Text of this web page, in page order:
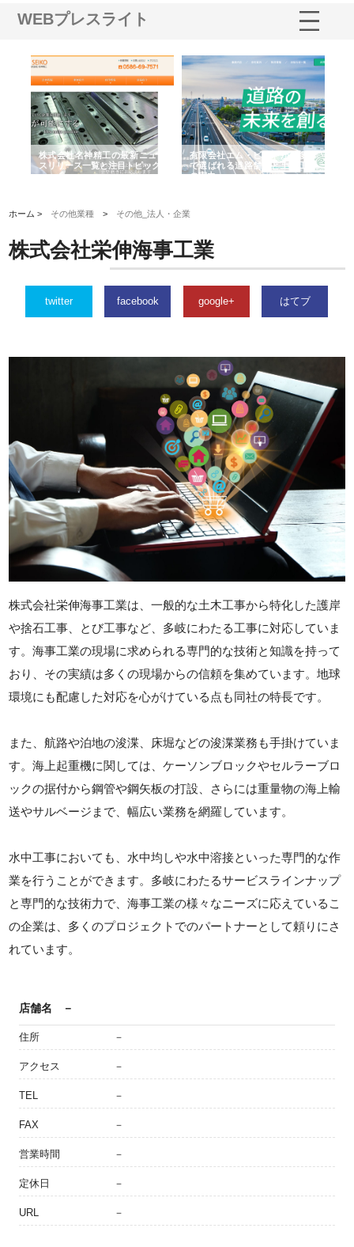
WEBプレスライト
株式会社名神精工の最新ニュー
スリリース一覧と注目トピック
有限会社エム・ビルドが南多摩
で選ばれる道路舗装と土木工事
の実力
ホーム > その他業種 > その他_法人・企業
株式会社栄伸海事工業
twitter facebook google+ はてブ
株式会社栄伸海事工業は、一般的な土木工事から特化した護岸
や捨石工事、とび工事など、多岐にわたる工事に対応していま
す。海事工業の現場に求められる専門的な技術と知識を持って
おり、その実績は多くの現場からの信頼を集めています。地球
環境にも配慮した対応を心がけている点も同社の特長です。
また、航路や泊地の浚渫、床堀などの浚渫業務も手掛けていま
す。海上起重機に関しては、ケーソンブロックやセルラーブロ
ックの据付から鋼管や鋼矢板の打設、さらには重量物の海上輸
送やサルベージまで、幅広い業務を網羅しています。
水中工事においても、水中均しや水中溶接といった専門的な作
業を行うことができます。多岐にわたるサービスラインナップ
と専門的な技術力で、海事工業の様々なニーズに応えているこ
の企業は、多くのプロジェクトでのパートナーとして頼りにさ
れています。
店舗名 －
住所 －
アクセス －
TEL －
FAX －
営業時間 －
定休日 －
URL －